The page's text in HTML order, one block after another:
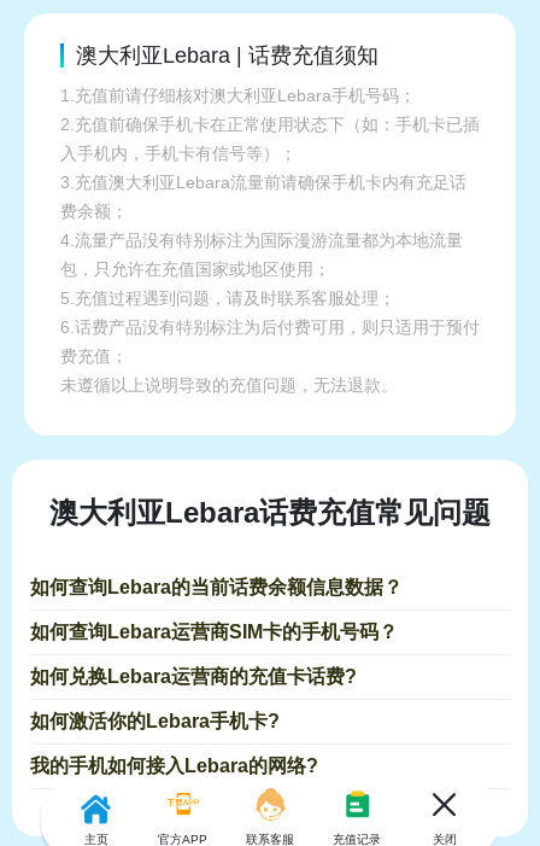
澳大利亚Lebara | 话费充值须知
1.充值前请仔细核对澳大利亚Lebara手机号码；
2.充值前确保手机卡在正常使用状态下（如：手机卡已插
入手机内，手机卡有信号等）；
3.充值澳大利亚Lebara流量前请确保手机卡内有充足话
费余额；
4.流量产品没有特别标注为国际漫游流量都为本地流量
包，只允许在充值国家或地区使用；
5.充值过程遇到问题，请及时联系客服处理；
6.话费产品没有特别标注为后付费可用，则只适用于预付
费充值；
未遵循以上说明导致的充值问题，无法退款。
澳大利亚Lebara话费充值常见问题
如何查询Lebara的当前话费余额信息数据？
如何查询Lebara运营商SIM卡的手机号码？
如何兑换Lebara运营商的充值卡话费?
如何激活你的Lebara手机卡?
我的手机如何接入Lebara的网络?
主页 官方APP 联系客服 充值记录 关闭